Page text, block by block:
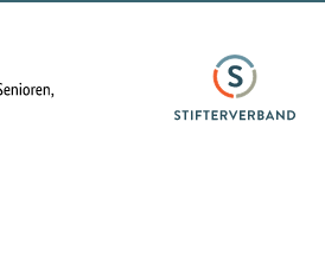
Familie, Senioren, Frauen und Jugend
Stifterverband